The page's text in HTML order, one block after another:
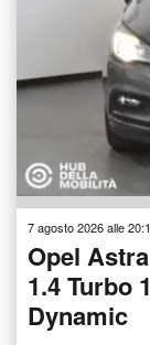
7 agosto 2026 alle
Opel
1.4 Turbo
Dynamic